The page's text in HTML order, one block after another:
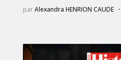
parAlexandra HENRION CAUDE